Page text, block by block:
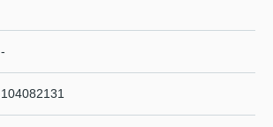
-
104082131